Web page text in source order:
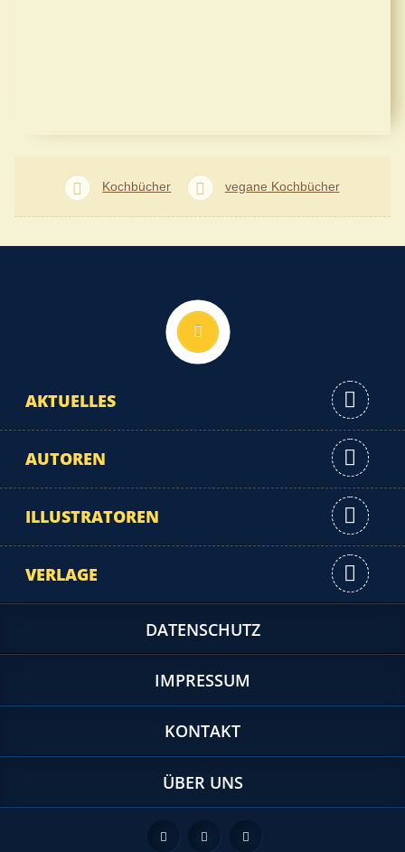
Kochbücher vegane Kochbücher
AKTUELLES
AUTOREN
ILLUSTRATOREN
VERLAGE
DATENSCHUTZ
IMPRESSUM
KONTAKT
ÜBER UNS
Feed